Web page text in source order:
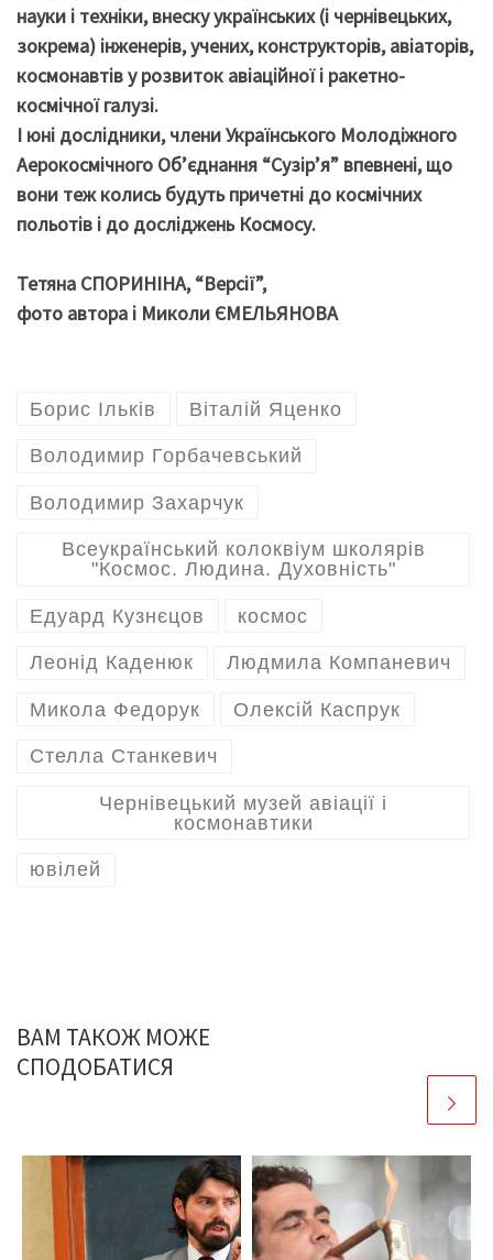
науки і техніки, внеску українських (і чернівецьких,
зокрема) інженерів, учених, конструкторів, авіаторів,
космонавтів у розвиток авіаційної і ракетно-
космічної галузі.
І юні дослідники, члени Українського Молодіжного
Аерокосмічного Об’єднання “Сузір’я” впевнені, що
вони теж колись будуть причетні до космічних
польотів і до досліджень Космосу.
Тетяна СПОРИНІНА, “Версії”,
фото автора і Миколи ЄМЕЛЬЯНОВА
Борис Ільків Віталій Яценко
Володимир Горбачевський
Володимир Захарчук
Всеукраїнський колоквіум школярів
"Космос. Людина. Духовність"
Едуард Кузнєцов космос
Леонід Каденюк Людмила Компаневич
Микола Федорук Олексій Каспрук
Стелла Станкевич
Чернівецький музей авіації і
космонавтики
ювілей
ВАМ ТАКОЖ МОЖЕ
СПОДОБАТИСЯ